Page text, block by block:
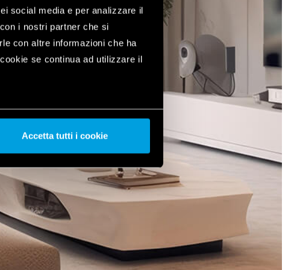
social media e per analizzare il
i nostri partner che si
con altre informazioni che ha
se continua ad utilizzare il
Accetta tutti i cookie